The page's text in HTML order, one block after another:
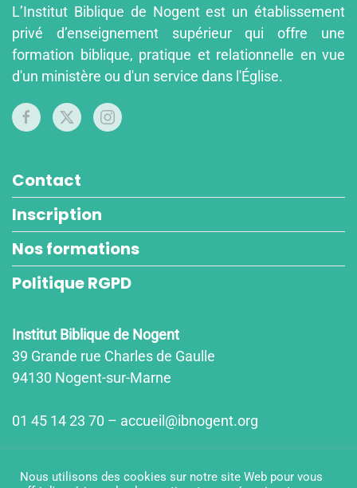
L’Institut Biblique de Nogent est un établissement
privé d’enseignement supérieur qui offre une
formation biblique, pratique et relationnelle en vue
d'un ministère ou d'un service dans l'Église.
Contact
Inscription
Nos formations
Politique RGPD
Institut Biblique de Nogent
39 Grande rue Charles de Gaulle
94130 Nogent-sur-Marne
01 45 14 23 70 – accueil@ibnogent.org
Nous utilisons des cookies sur notre site Web pour vous